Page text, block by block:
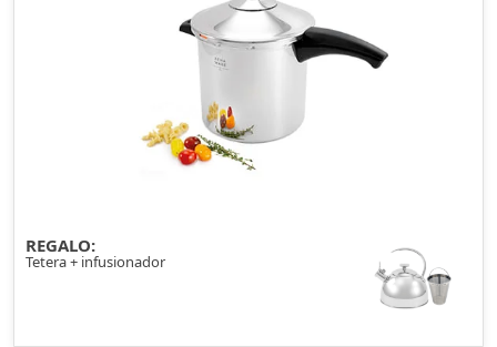
REGALO:
Tetera + infusionador